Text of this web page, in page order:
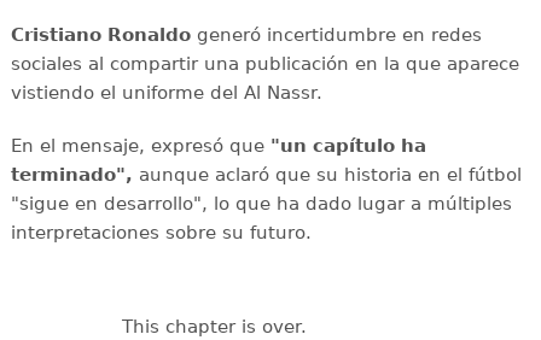
Cristiano Ronaldogeneró incertidumbre en redes
sociales al compartir una publicación en la que aparece
vistiendo el uniforme del Al Nassr.
En el mensaje, expresó que "un capítulo ha
terminado", aunque aclaró que su historia en el fútbol
"sigue en desarrollo", lo que ha dado lugar a múltiples
interpretaciones sobre su futuro.
This chapter is over.